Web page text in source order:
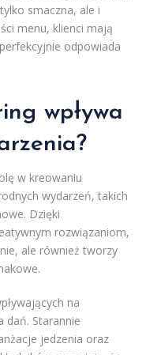
smaczna, ale i
menu, klienci mają
odpowiada
wpływa
w kreowaniu
wydarzeń, takich
Dzięki
rozwiązaniom,
ale również tworzy
na
dań. Starannie
jedzenia oraz